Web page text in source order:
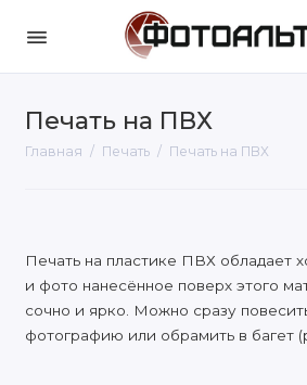
Печать на ПВХ
Главная Печать Печать на ПВХ
Печать на пластике ПВХ обладает
и фото нанесённое поверх этого
сочно и ярко. Можно сразу
фотографию или обрамить в багет